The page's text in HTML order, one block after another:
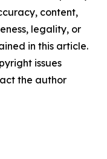
content,
legality, or
in this article.
issues
the author